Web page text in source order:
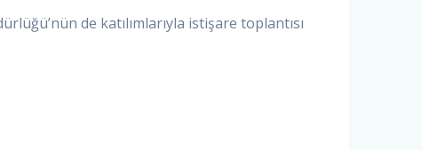
de katılımlarıyla istişare toplantısı